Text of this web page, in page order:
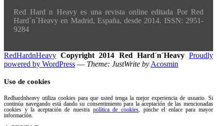
Red Hard n Heavy es una revista online editada Por Red
Hard´n´Heavy en Madrid, España, desde 2014. ISSN: 2951-
9284
RedHardnHeavy Copyright 2014 Red Hard´n´Heavy Proudly
powered by WordPress — Theme: JustWrite by Acosmin
Uso de cookies
Redhardnheavy utiliza cookies para que usted tenga la mejor experiencia de usuario. Si
continúa navegando está dando su consentimiento para la aceptación de las mencionadas
cookies y la aceptación de nuestra política de cookies, pinche el enlace para mayor
información.